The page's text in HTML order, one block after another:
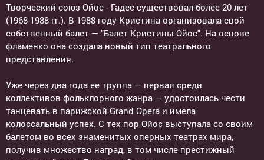
Творческий союз Ойос - Гадес существовал более 20 лет
(1968-1988 гг.). В 1988 году Кристина организовала свой
собственный балет — "Балет Кристины Ойос". На основе
фламенко она создала новый тип театрального
представления.
Уже через два года ее труппа — первая среди
коллективов фольклорного жанра — удостоилась чести
танцевать в парижской Grand Opera и имела
колоссальный успех. С тех пор Ойос выступала со своим
балетом во всех знаменитых оперных театрах мира,
получив множество наград, в том числе престижный